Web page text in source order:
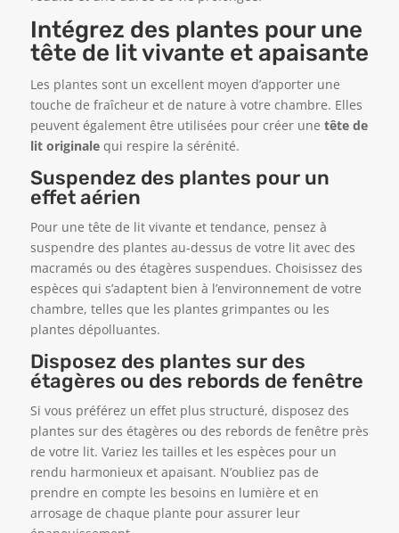
Intégrez des plantes pour une
tête de lit vivante et apaisante
Les plantes sont un excellent moyen d’apporter une
touche de fraîcheur et de nature à votre chambre. Elles
peuvent également être utilisées pour créer une tête de
lit originalequi respire la sérénité.
Suspendez des plantes pour un
effet aérien
Pour une tête de lit vivante et tendance, pensez à
suspendre des plantes au-dessus de votre lit avec des
macramés ou des étagères suspendues. Choisissez des
espèces qui s’adaptent bien à l’environnement de votre
chambre, telles que les plantes grimpantes ou les
plantes dépolluantes.
Disposez des plantes sur des
étagères ou des rebords de fenêtre
Si vous préférez un effet plus structuré, disposez des
plantes sur des étagères ou des rebords de fenêtre près
de votre lit. Variez les tailles et les espèces pour un
rendu harmonieux et apaisant. N’oubliez pas de
prendre en compte les besoins en lumière et en
arrosage de chaque plante pour assurer leur